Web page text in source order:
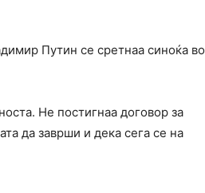
Путин се сретнаа синоќа во
Не постигнаа договор за
да заврши и дека сега се на